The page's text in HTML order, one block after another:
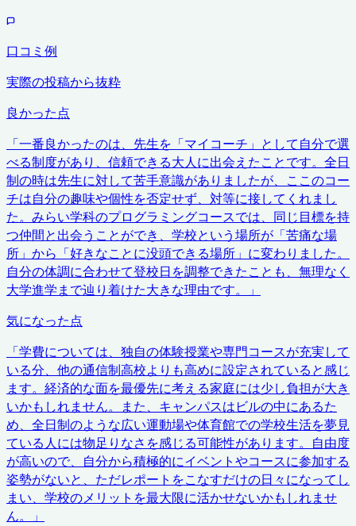
口コミ例
実際の投稿から抜粋
良かった点
「一番良かったのは、先生を「マイコーチ」として自分で選
べる制度があり、信頼できる大人に出会えたことです。全日
制の時は先生に対して苦手意識がありましたが、ここのコー
チは自分の趣味や個性を否定せず、対等に接してくれまし
た。みらい学科のプログラミングコースでは、同じ目標を持
つ仲間と出会うことができ、学校という場所が「苦痛な場
所」から「好きなことに没頭できる場所」に変わりました。
自分の体調に合わせて登校日を調整できたことも、無理なく
大学進学まで辿り着けた大きな理由です。
」
気になった点
「学費については、独自の体験授業や専門コースが充実して
いる分、他の通信制高校よりも高めに設定されていると感じ
ます。経済的な面を最優先に考える家庭には少し負担が大き
いかもしれません。また、キャンパスはビルの中にあるた
め、全日制のような広い運動場や体育館での学校生活を夢見
ている人には物足りなさを感じる可能性があります。自由度
が高いので、自分から積極的にイベントやコースに参加する
姿勢がないと、ただレポートをこなすだけの日々になってし
まい、学校のメリットを最大限に活かせないかもしれませ
ん。
」